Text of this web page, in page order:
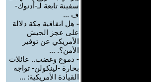
سفينة تابعة لـ-أدنوك-
ف ...
- هل اتفاقية مكة دلالة
على عجز الجيش
الأمريكي عن توفير
الأمن؟. ...
- دموع وغضب.. عائلات
بحارة -لينكولن- تواجه
القيادة الأمريكية: ...